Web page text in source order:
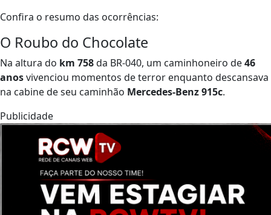
Confira o resumo das ocorrências:
O Roubo do Chocolate
Na altura do km 758da BR-040, um caminhoneiro de46
anosvivenciou momentos de terror enquanto descansava
na cabine de seu caminhão Mercedes-Benz 915c.
Publicidade